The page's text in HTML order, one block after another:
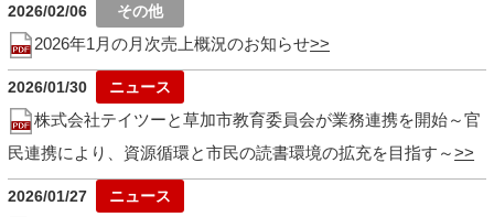
2026/02/06
2026年1月の月次売上概況のお知らせ
2026/01/30
株式会社テイツーと草加市教育委員会が業務連携を開始～官
民連携により、資源循環と市民の読書環境の拡充を目指す～
2026/01/27